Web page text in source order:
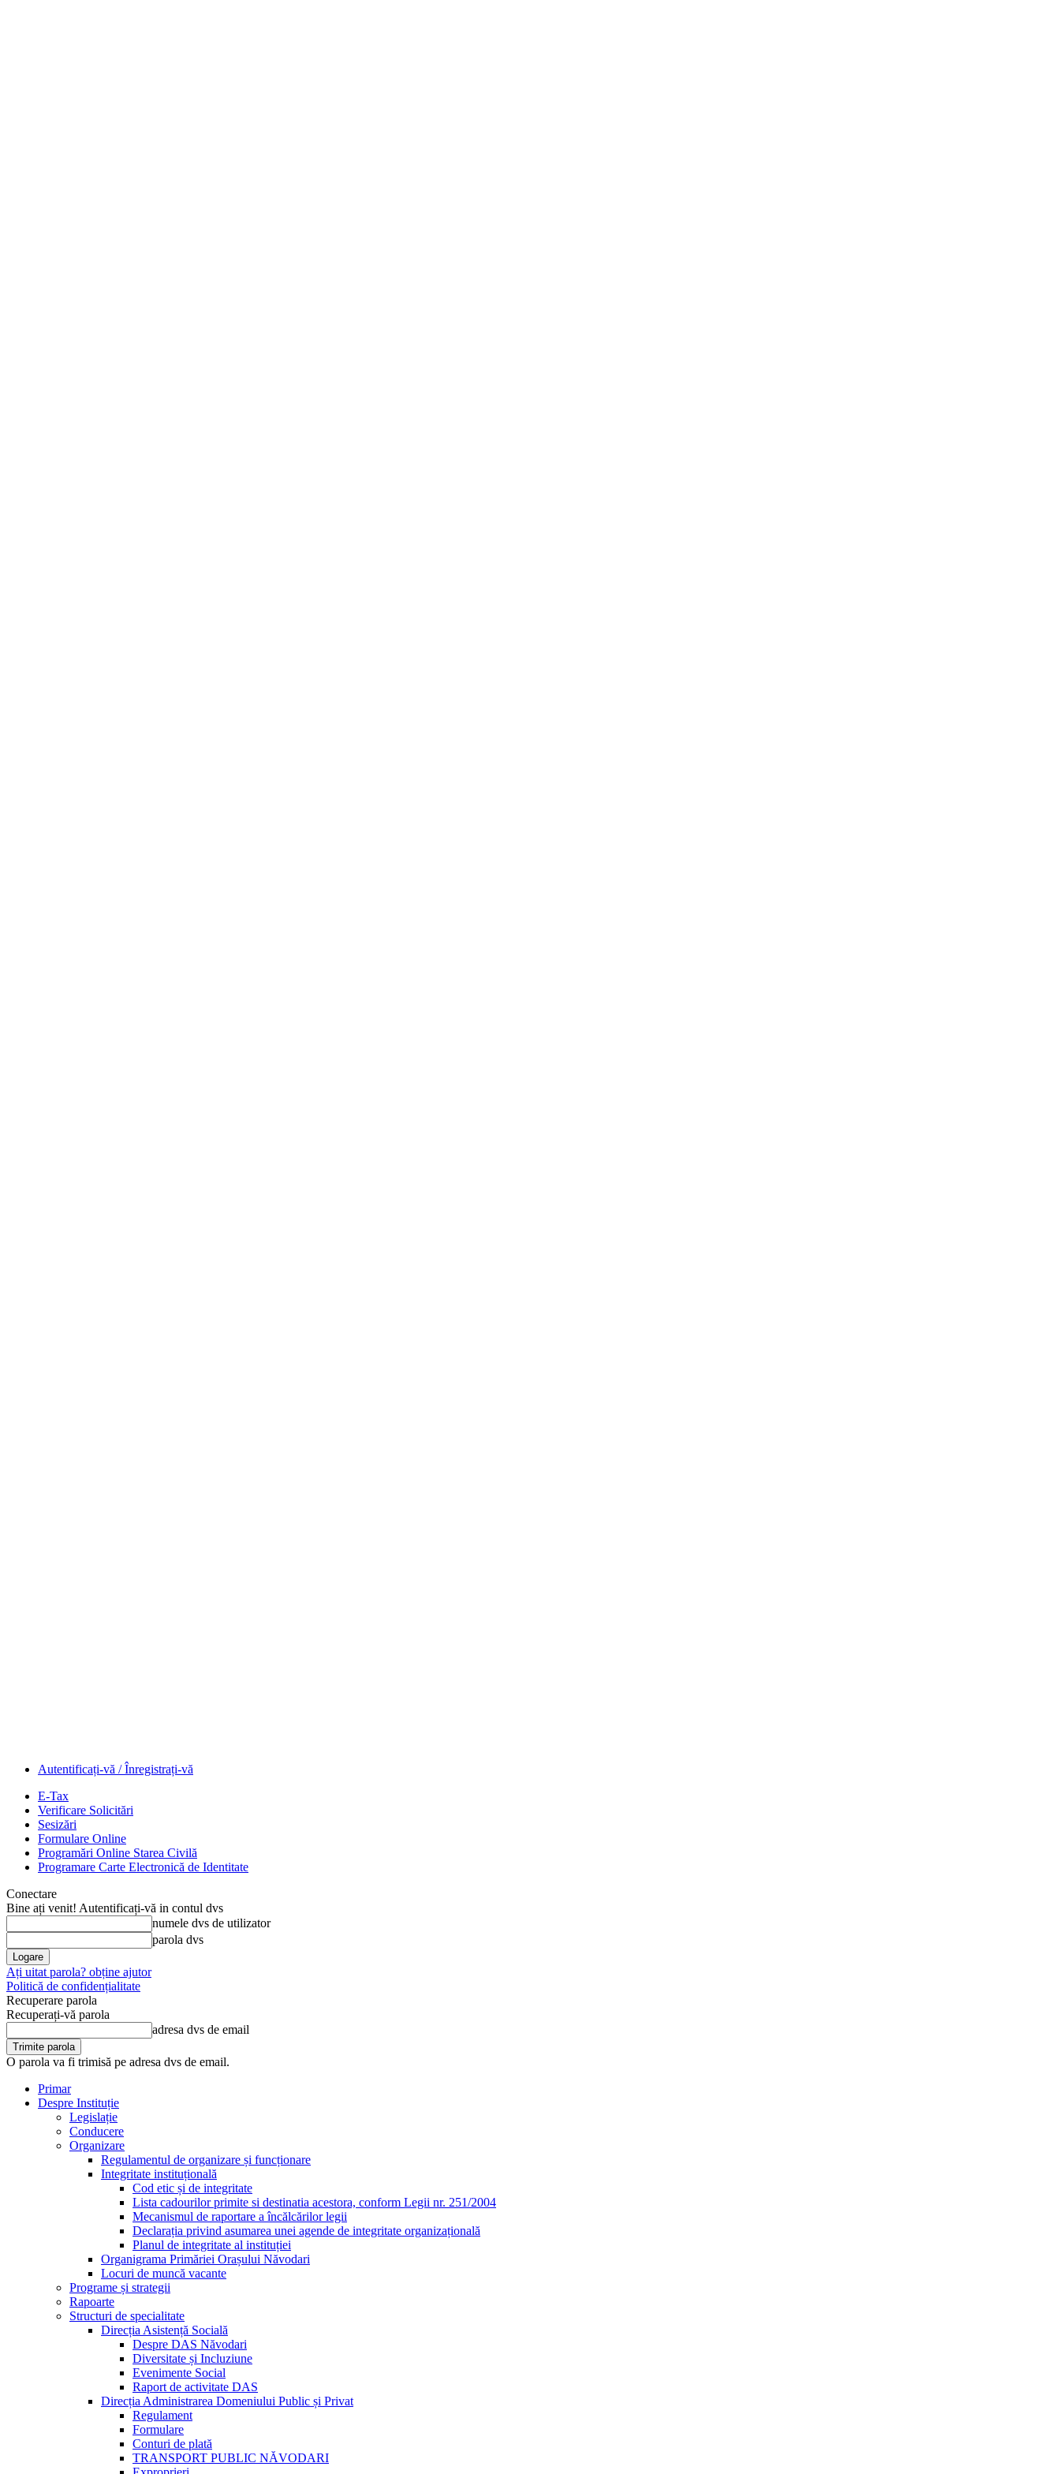
Autentificați-vă / Înregistrați-vă
E-Tax
Verificare Solicitări
Sesizări
Formulare Online
Programări Online Starea Civilă
Programare Carte Electronică de Identitate
Conectare
Bine ați venit! Autentificați-vă in contul dvs
numele dvs de utilizator
parola dvs
Ați uitat parola? obține ajutor
Politică de confidențialitate
Recuperare parola
Recuperați-vă parola
adresa dvs de email
O parola va fi trimisă pe adresa dvs de email.
Primar
Despre Instituție
Legislație
Conducere
Organizare
Regulamentul de organizare și funcționare
Integritate instituțională
Cod etic și de integritate
Lista cadourilor primite si destinatia acestora, conform Legii nr. 251/2004
Mecanismul de raportare a încălcărilor legii
Declarația privind asumarea unei agende de integritate organizațională
Planul de integritate al instituției
Organigrama Primăriei Orașului Năvodari
Locuri de muncă vacante
Programe și strategii
Rapoarte
Structuri de specialitate
Direcția Asistență Socială
Despre DAS Năvodari
Diversitate și Incluziune
Evenimente Social
Raport de activitate DAS
Direcția Administrarea Domeniului Public și Privat
Regulament
Formulare
Conturi de plată
TRANSPORT PUBLIC NĂVODARI